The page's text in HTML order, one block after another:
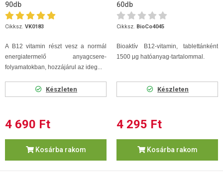
90db
Cikksz. VK0183
A B12 vitamin részt vesz a normál
energiatermelő anyagcsere-
folyamatokban, hozzájárul az ideg...
Készleten
4 690 Ft
Kosárba rakom
60db
Cikksz. BioCo4045
Bioaktív B12-vitamin, tablettánként
1500 μg hatóanyag-tartalommal.
Készleten
4 295 Ft
Kosárba rakom